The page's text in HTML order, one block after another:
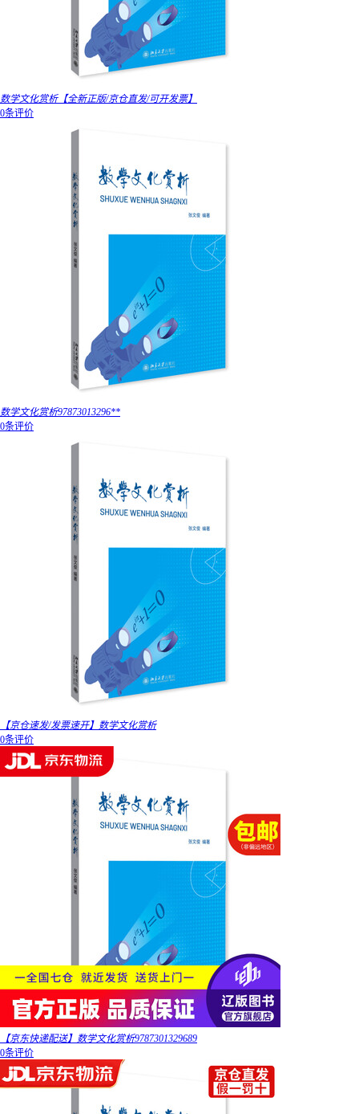
数学文化赏析【全新正版/京仓直发/可开发票】
0条评价
数学文化赏析97873013296**
0条评价
【京仓速发/发票速开】数学文化赏析
0条评价
【京东快递配送】数学文化赏析9787301329689
0条评价